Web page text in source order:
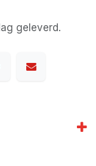
geleverd.